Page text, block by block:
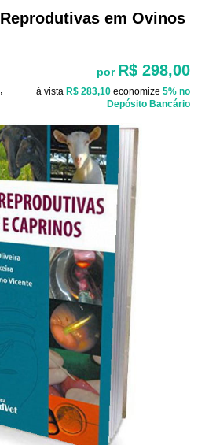
em Ovinos
por R$ 298,00
à vista R$ 283,10 economize 5% no
Depósito Bancário